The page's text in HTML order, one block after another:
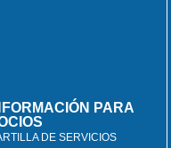
PARA
DE SERVICIOS